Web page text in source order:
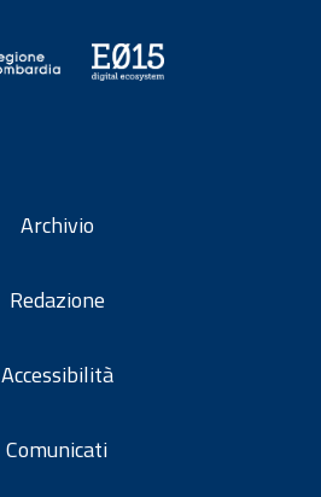
Archivio
Redazione
Accessibilità
Comunicati